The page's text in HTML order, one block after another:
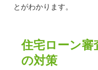
とがわかります。
住宅ローン
の対策